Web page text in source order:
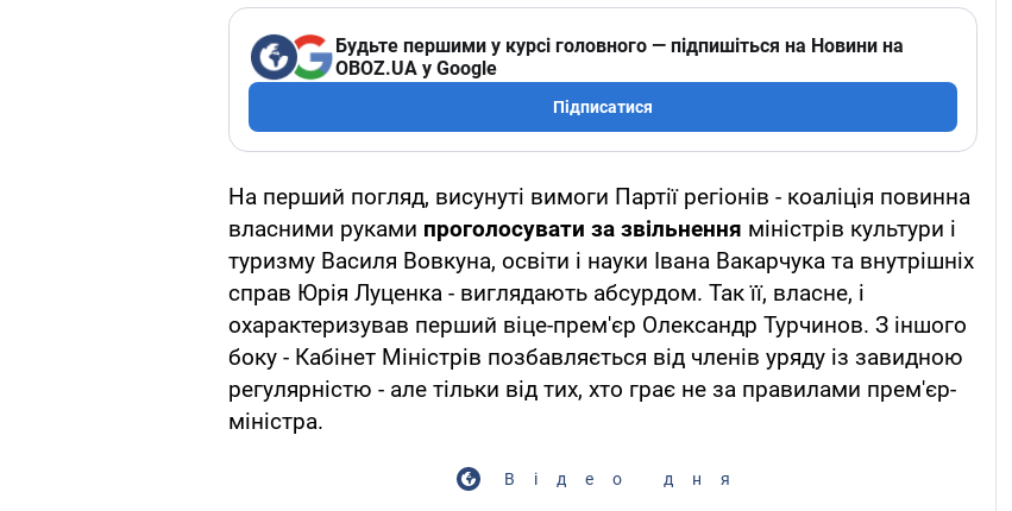
Будьте першими у курсі головного — підпишіться на Новини на
OBOZ.UA у Google
Підписатися
На перший погляд, висунуті вимоги Партії регіонів - коаліція повинна
власними руками проголосувати за звільнення міністрів культури і
туризму Василя Вовкуна, освіти і науки Івана Вакарчука та внутрішніх
справ Юрія Луценка - виглядають абсурдом. Так її, власне, і
охарактеризував перший віце-прем'єр Олександр Турчинов. З іншого
боку - Кабінет Міністрів позбавляється від членів уряду із завидною
регулярністю - але тільки від тих, хто грає не за правилами прем'єр-
міністра.
Відео дня